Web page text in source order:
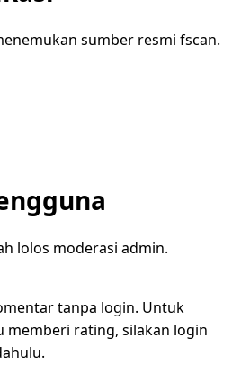
sumber resmi fscan.
lolos moderasi admin.
tanpa login. Untuk
memberi rating, silakan login